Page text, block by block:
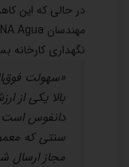
در حالی که این
نگهداری کارخانه
«سهولت
بالا یکی از
دانفوس
سنتی که
مجاز ارسال